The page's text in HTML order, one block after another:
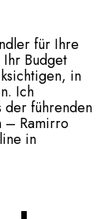
für Ihre
Budget
in
Ich
der führenden
– Ramirro
in